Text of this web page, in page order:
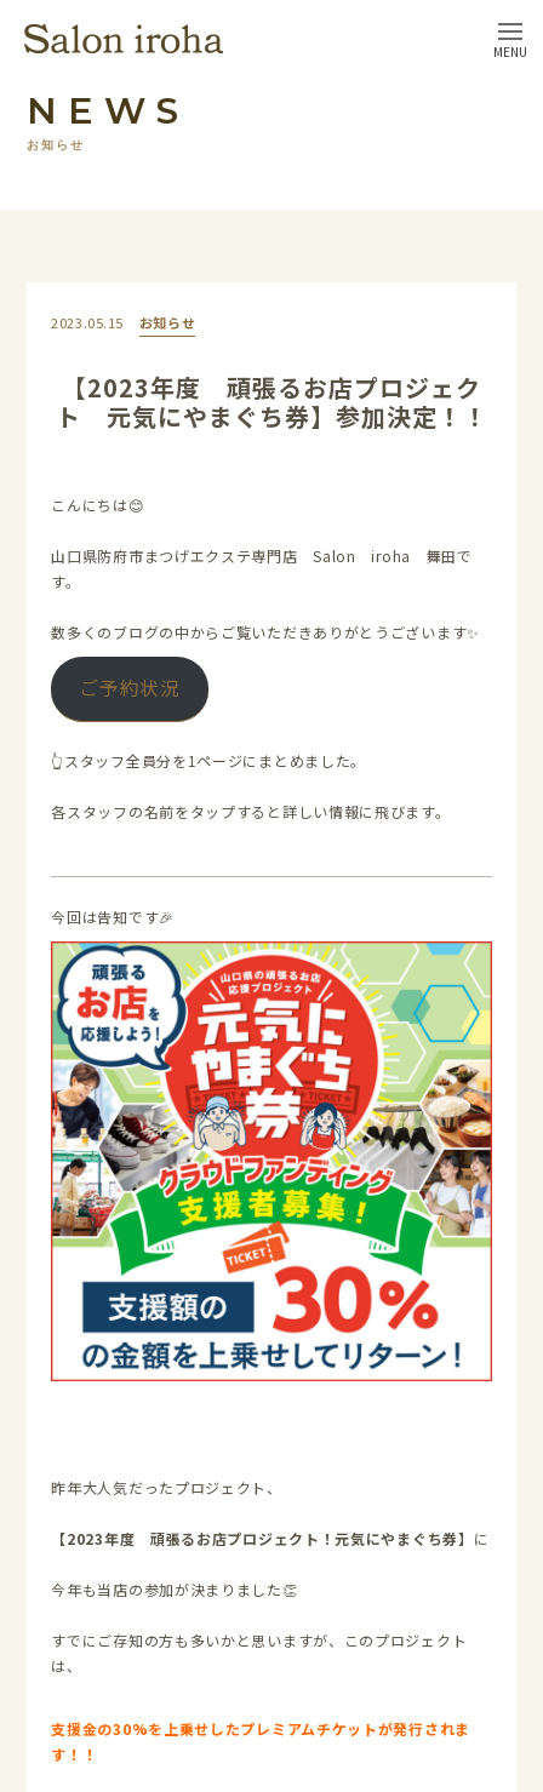
MENU
NEWS
お知らせ
2023.05.15 お知らせ
【2023年度 頑張るお店プロジェク
ト 元気にやまぐち券】参加決定！！
こんにちは😊
山口県防府市まつげエクステ専門店 Salon iroha 舞田で
す。
数多くのブログの中からご覧いただきありがとうございます✨
ご予約状況
👆スタッフ全員分を1ページにまとめました。
各スタッフの名前をタップすると詳しい情報に飛びます。
今回は告知です🎉
昨年大人気だったプロジェクト、
【2023年度 頑張るお店プロジェクト！元気にやまぐち券】 に
今年も当店の参加が決まりました👏
すでにご存知の方も多いかと思いますが、このプロジェクト
は、
支援金の30%を上乗せしたプレミアムチケットが発行されま
す！！